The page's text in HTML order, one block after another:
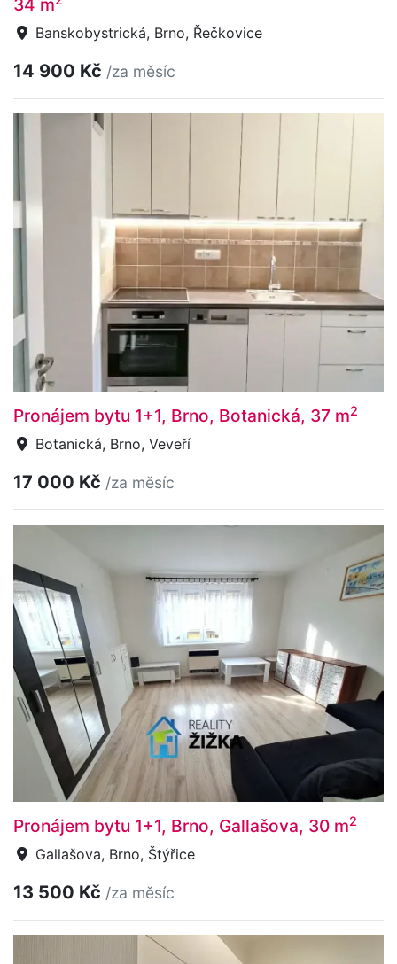
34 m
Banskobystrická, Brno, Řečkovice
14 900 Kč /za měsíc
Pronájem bytu 1+1, Brno, Botanická, 37 m2
Botanická, Brno, Veveří
17 000 Kč /za měsíc
Pronájem bytu 1+1, Brno, Gallašova, 30 m2
Gallašova, Brno, Štýřice
13 500 Kč /za měsíc